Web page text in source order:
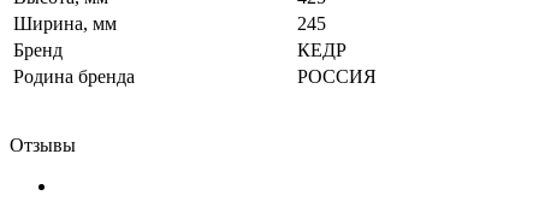
Ширина, мм
245
Бренд
КЕДР
Родина бренда
РОССИЯ
Отзывы